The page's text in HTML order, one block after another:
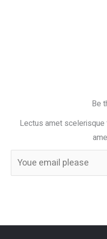
Be
Lectus amet